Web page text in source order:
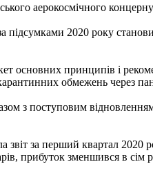
аерокосмічного
підсумками 2020 року
основних принципів і
обмежень через
з поступовим
звіт за перший квартал 2020
прибуток зменшився в сім